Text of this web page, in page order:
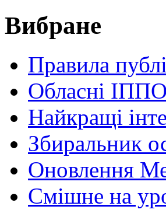
Вибране
Правила
Обласні ІППО
Найкращі
Збиральник
Оновлення
Cмішне на